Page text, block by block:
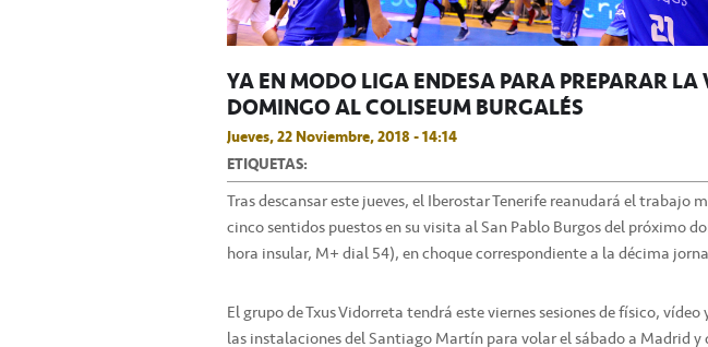
YA EN MODO LIGA ENDESA PARA PREPARAR LA
DOMINGO AL COLISEUM BURGALÉS
Jueves, 22 Noviembre, 2018 - 14:14
ETIQUETAS:
Tras descansar este jueves, el Iberostar Tenerife reanudará el trabajo
cinco sentidos puestos en su visita al San Pablo Burgos del próximo
hora insular, M+ dial 54), en choque correspondiente a la décima
El grupo de Txus Vidorreta tendrá este viernes sesiones de físico,
las instalaciones del Santiago Martín para volar el sábado a Madrid y